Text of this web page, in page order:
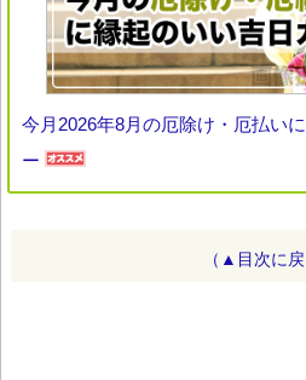
今月2026年8月の厄除け・厄払い
ー
（▲目次に戻